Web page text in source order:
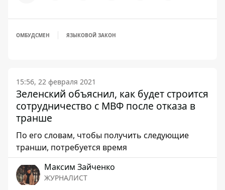
ОМБУДСМЕН ЯЗЫКОВОЙ ЗАКОН
15:56, 22 февраля 2021
Зеленский объяснил, как будет строится
сотрудничество с МВФ после отказа в
транше
По его словам, чтобы получить следующие
транши, потребуется время
Максим Зайченко
ЖУРНАЛИСТ